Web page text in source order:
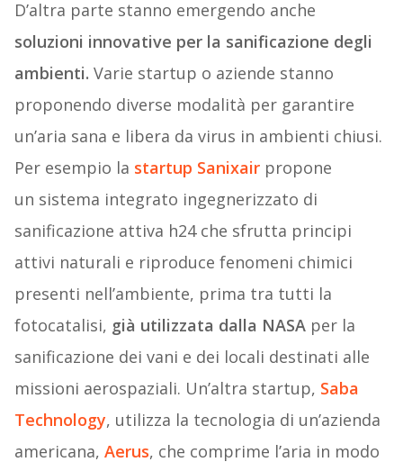
D’altra parte stanno emergendo anche
soluzioni innovative per la sanificazione degli
ambienti. Varie startup o aziende stanno
proponendo diverse modalità per garantire
un’aria sana e libera da virus in ambienti chiusi.
Per esempio la startup Sanixairpropone
un sistema integrato ingegnerizzato di
sanificazione attiva h24 che sfrutta principi
attivi naturali e riproduce fenomeni chimici
presenti nell’ambiente, prima tra tutti la
fotocatalisi, già utilizzata dalla NASAper la
sanificazione dei vani e dei locali destinati alle
missioni aerospaziali. Un’altra startup, Saba
Technology, utilizza la tecnologia di un’azienda
americana, Aerus, che comprime l’aria in modo